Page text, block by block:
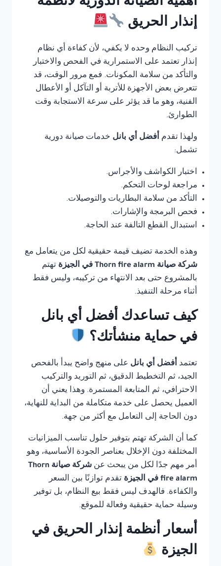
أهمية الصيانة الدورية لأنظمة
إنذار الحريق
تركيب النظام وحده لا يكفي، لأن كفاءة أي نظام
إنذار تعتمد على الاستمرارية في الفحص والاختبار
والتأكد من سلامة المكونات. فمع مرور الوقت، قد
تتعرض بعض الأجهزة للأتربة أو التآكل أو الأعطال
الفنية، وهو ما قد يؤثر على سرعة الاستجابة وقت
الطوارئ.
ولهذا تقدم أفضل أي بانل خدمات صيانة دورية
تشمل:
اختبار الكواشف والأجراس.
مراجعة لوحات التحكم.
التأكد من سلامة البطاريات والتوصيلات.
فحص البرمجة والإشارات.
استبدال القطع التالفة عند الحاجة.
وهذه الخدمة تضيف قيمة حقيقية لكل من يتعامل مع
شركة صيانة Thorn fire alarm في الجيزة
تهتم
بالمشروع حتى بعد الانتهاء من تركيبه، وليس فقط
أثناء مرحلة التنفيذ.
كيف تساعدك أفضل أي بانل
في حماية منشأتك؟
تعتمد أفضل أي بانل على منهج واضح يبدأ بالفحص
الجيد، ثم التخطيط الدقيق، ثم التوريد والتركيب
الاحترافي، ثم المتابعة المستمرة. وهذا يعني أن
العميل يحصل على خدمة متكاملة من البداية للنهاية،
دون الحاجة إلى التعامل مع أكثر من جهة.
كما أن الشركة تهتم بتوفير حلول تناسب الميزانيات
المختلفة دون الإخلال بعناصر الجودة الأساسية، وهو
أمر مهم جدًا لكل من يبحث عن
شركة صيانة Thorn
fire alarm في الجيزة
تقدم توازنًا بين السعر
والكفاءة. فالهدف ليس فقط بيع النظام، بل توفير
وسيلة حماية حقيقية وفعالة للموقع.
أسعار أنظمة إنذار الحريق في
الجيزة